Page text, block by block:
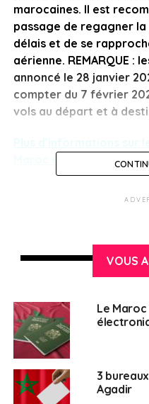
marocaines. Il est
passage de regagner la
délais et de se
aérienne. REMARQUE :
annoncé le 28 janvier
compter du 7 février
vols au départ et à
Maroc et sur le
Français au
VOUS
Le
3
Agadir